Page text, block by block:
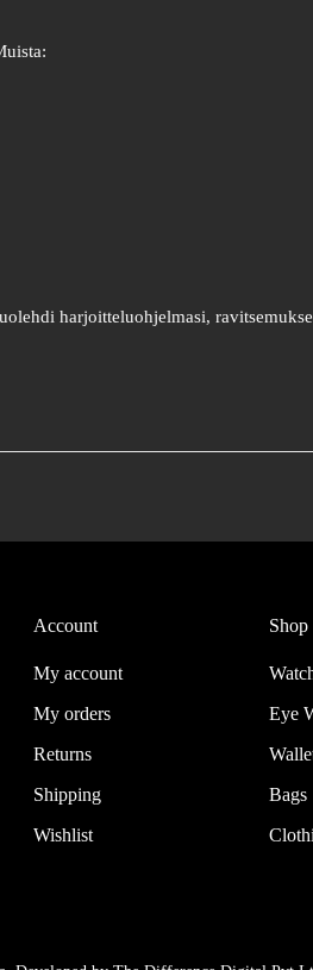
harjoitteluohjelmasi,
Account
My account
My orders
Returns
Shipping
Wishlist
Shop
Eye
Bags